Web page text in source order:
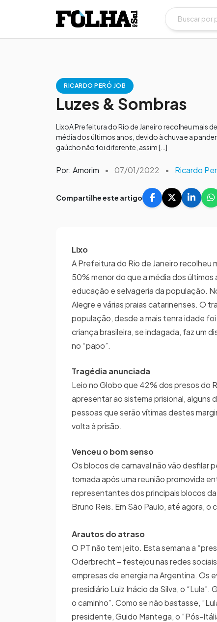
RICARDO PERÓ JOB
Luzes & Sombras
LixoA Prefeitura do Rio de Janeiro recolheu mais
média dos últimos anos, devido à chuva e a
gaúcho não foi diferente, assim […]
Por: Amorim • 07/01/2022 • Ricardo
Compartilhe este artigo
Lixo
A Prefeitura do Rio de Janeiro recolheu
50% menor do que a média dos
educação e selvageria da população.
Alegre e várias praias catarinenses. O
população, desde a mais tenra idade
criança brasileira, se indagada, faz um
no “papo”.
Tragédia anunciada
Leio no Globo que 42% dos presos do
apresentar ao sistema prisional, alguns
pessoas que serão vítimas destes
volta à prisão.
Venceu o bom senso
Os blocos de carnaval não vão desfilar
tomada após uma reunião promovida
representantes dos principais blocos
Bruno Reis. Em São Paulo, até agora, o
Arautos do atraso
O PT não tem jeito. Esta semana a
Oderbrecht – festejou nas redes
empresas de energia na Argentina.
presidiário Luiz Inácio da Silva, o
o caminho”. Como se não bastasse,
presidente, Guido Mantega, o “Pós-